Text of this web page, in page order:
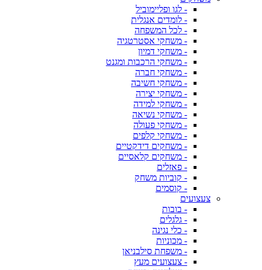
- לגו ופליימוביל
- לומדים אנגלית
- לכל המשפחה
- משחקי אסטרטגיה
- משחקי דמיון
- משחקי הרכבות ומגנט
- משחקי חברה
- משחקי חשיבה
- משחקי יצירה
- משחקי למידה
- משחקי נשיאה
- משחקי פעולה
- משחקי קלפים
- משחקים דידקטיים
- משחקים קלאסיים
- פאזלים
- קוביות משחק
- קוסמים
צעצועים
- בובות
- גלגלים
- כלי נגינה
- מכוניות
- משפחת סילבניאן
- צעצועים מעץ